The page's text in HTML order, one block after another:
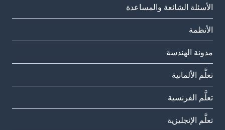
الأسئلة الشائعة والمساعدة
الأنظمة
مدونة الهندسة
تعلَّم الألمانية
تعلَّم الفرنسية
تعلَّم الإنجليزية